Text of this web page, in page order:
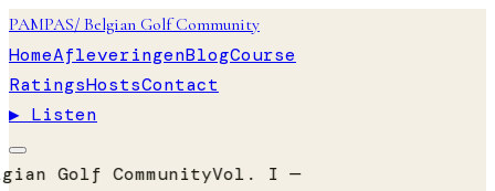
PAMPAS/ Belgian Golf Community
HomeAfleveringenBlogCourse
RatingsHostsContact
▶ Listen
Golf CommunityVol. I —